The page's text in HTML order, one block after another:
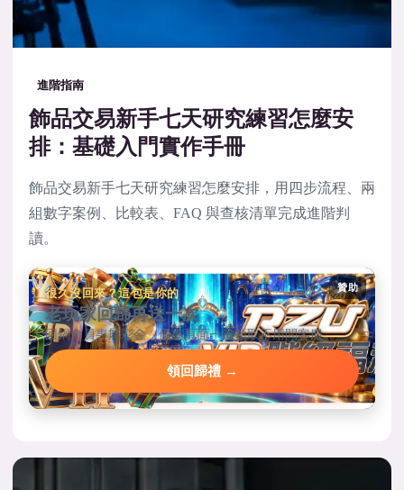
進階指南
飾品交易新手七天研究練習怎麼安
排：基礎入門實作手冊
飾品交易新手七天研究練習怎麼安排，用四步流程、兩
組數字案例、比較表、FAQ 與查核清單完成進階判
讀。
贊助
很久沒回來？這包是你的
老玩家回歸再送一次
回鍋會員專屬彩金，優惠頁面一鍵領取不用問客服。
領回歸禮 →